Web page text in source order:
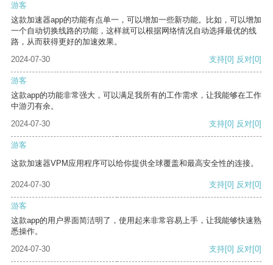
游客
这款加速器app的功能有点单一，可以增加一些新功能。比如，可以增加
一个自动切换线路的功能，这样就可以根据网络情况自动选择最优的线
路，从而获得更好的加速效果。
2024-07-30
支持[0] 反对[0]
游客
这款app的功能非常强大，可以满足我所有的工作需求，让我能够在工作
中游刃有余。
2024-07-30
支持[0] 反对[0]
游客
这款加速器VPM应用程序可以给你提供全球覆盖和最高安全性的连接。
2024-07-30 支持[0] 反对[0]
游客
这款app的用户界面简洁明了，使用起来非常容易上手，让我能够快速熟
悉操作。
2024-07-30
支持[0] 反对[0]